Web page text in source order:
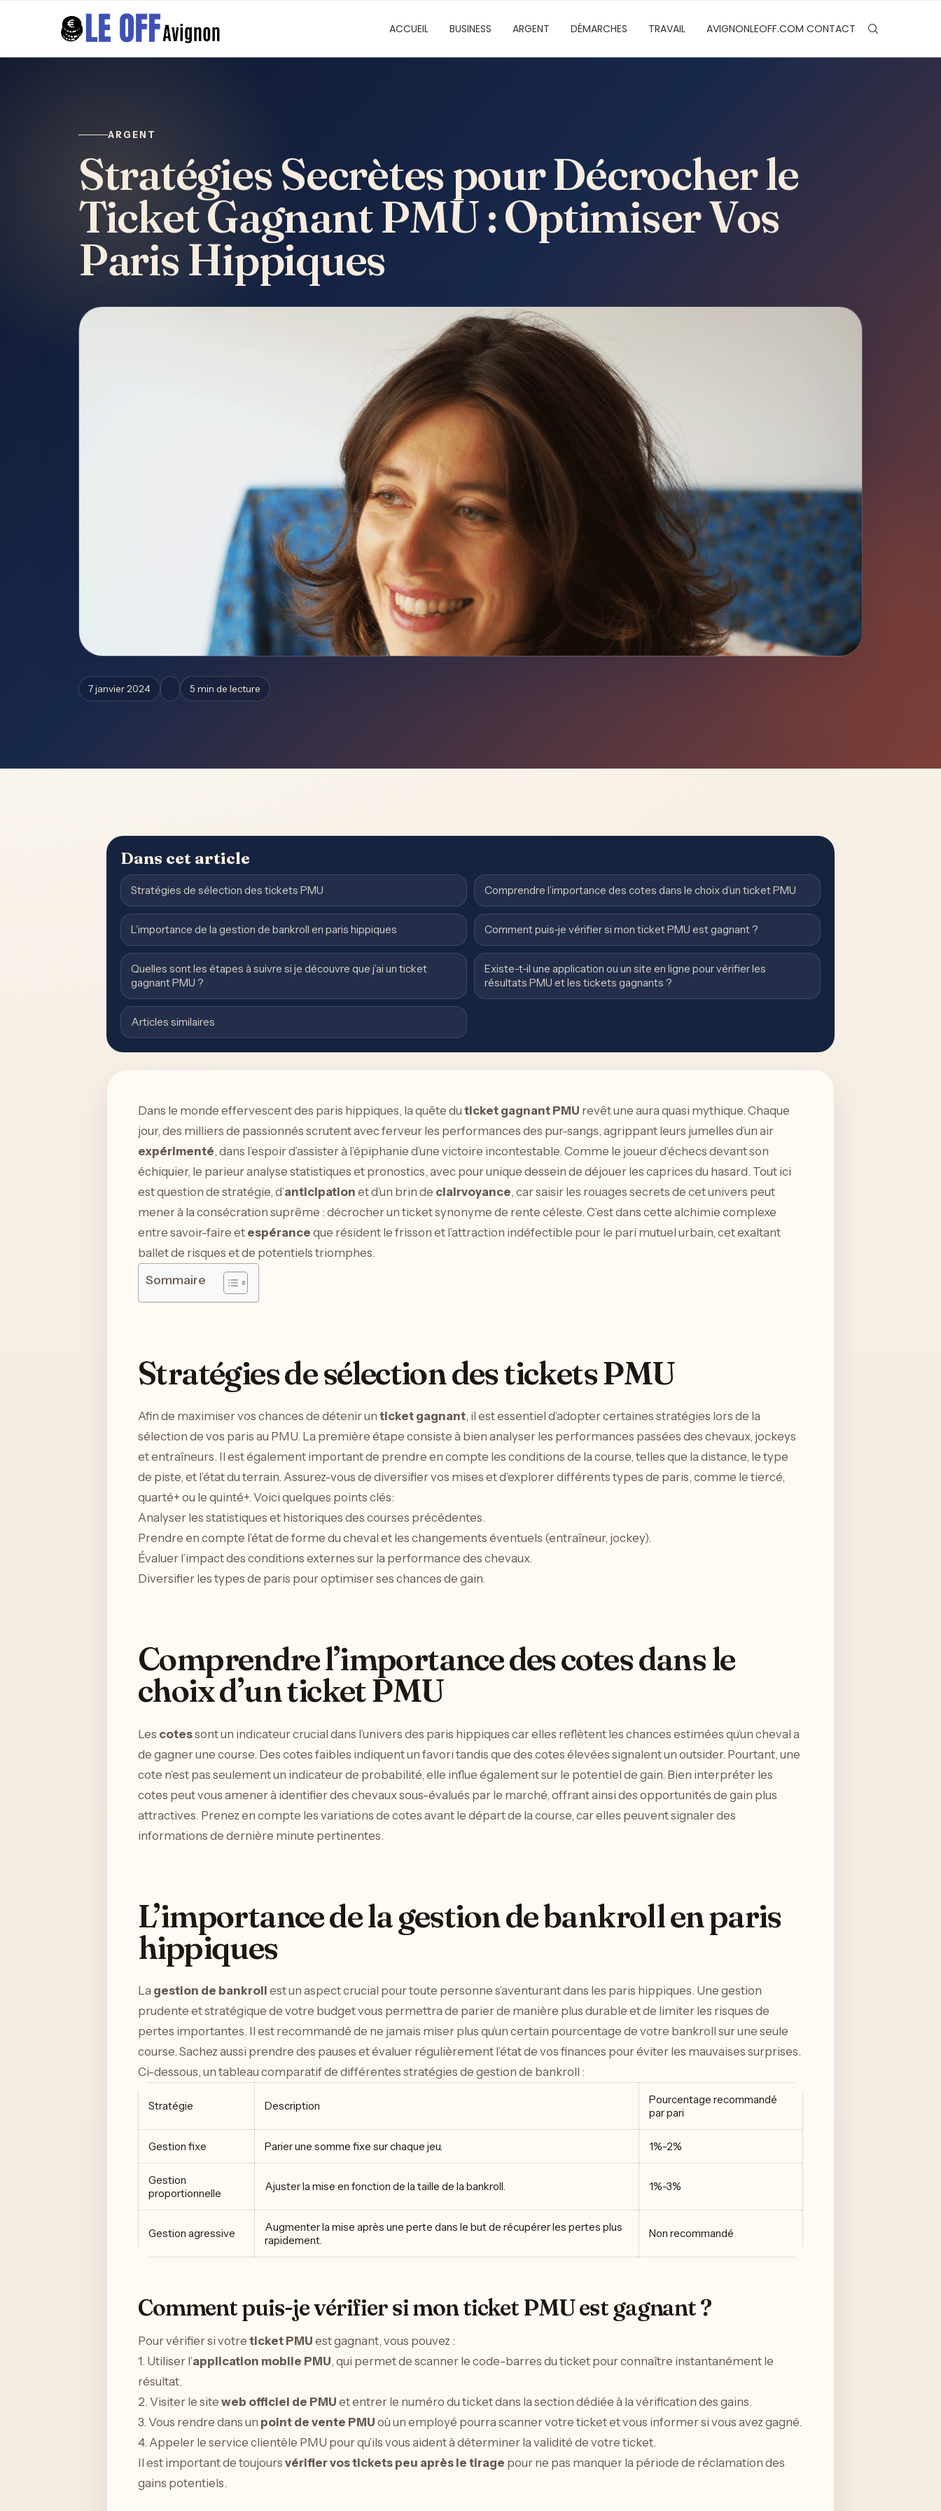
ACCUEIL BUSINESS ARGENT DÉMARCHES TRAVAIL AVIGNONLEOFF.COM CONTACT
ARGENT
Stratégies Secrètes pour Décrocher le
Ticket Gagnant PMU : Optimiser Vos
Paris Hippiques
7 janvier 2024 5 min de lecture
Dans cet article
Stratégies de sélection des tickets PMU Comprendre l’importance des cotes dans le choix d’un ticket PMU
L’importance de la gestion de bankroll en paris hippiques Comment puis-je vérifier si mon ticket PMU est gagnant ?
Quelles sont les étapes à suivre si je découvre que j’ai un ticket
gagnant PMU ?
Existe-t-il une application ou un site en ligne pour vérifier les
résultats PMU et les tickets gagnants ?
Articles similaires
Dans le monde effervescent des paris hippiques, la quête du ticket gagnant PMU revêt une aura quasi mythique. Chaque
jour, des milliers de passionnés scrutent avec ferveur les performances des pur-sangs, agrippant leurs jumelles d’un air
expérimenté, dans l’espoir d’assister à l’épiphanie d’une victoire incontestable. Comme le joueur d’échecs devant son
échiquier, le parieur analyse statistiques et pronostics, avec pour unique dessein de déjouer les caprices du hasard. Tout ici
est question de stratégie, d’anticipation et d’un brin de clairvoyance, car saisir les rouages secrets de cet univers peut
mener à la consécration suprême : décrocher un ticket synonyme de rente céleste. C’est dans cette alchimie complexe
entre savoir-faire et espérance que résident le frisson et l’attraction indéfectible pour le pari mutuel urbain, cet exaltant
ballet de risques et de potentiels triomphes.
Sommaire
Stratégies de sélection des tickets PMU
Afin de maximiser vos chances de détenir un ticket gagnant, il est essentiel d’adopter certaines stratégies lors de la
sélection de vos paris au PMU. La première étape consiste à bien analyser les performances passées des chevaux, jockeys
et entraîneurs. Il est également important de prendre en compte les conditions de la course, telles que la distance, le type
de piste, et l’état du terrain. Assurez-vous de diversifier vos mises et d’explorer différents types de paris, comme le tiercé,
quarté+ ou le quinté+. Voici quelques points clés:
Analyser les statistiques et historiques des courses précédentes.
Prendre en compte l’état de forme du cheval et les changements éventuels (entraîneur, jockey).
Évaluer l’impact des conditions externes sur la performance des chevaux.
Diversifier les types de paris pour optimiser ses chances de gain.
Comprendre l’importance des cotes dans le
choix d’un ticket PMU
Les cotessont un indicateur crucial dans l’univers des paris hippiques car elles reflètent les chances estimées qu’un cheval a
de gagner une course. Des cotes faibles indiquent un favori tandis que des cotes élevées signalent un outsider. Pourtant, une
cote n’est pas seulement un indicateur de probabilité, elle influe également sur le potentiel de gain. Bien interpréter les
cotes peut vous amener à identifier des chevaux sous-évalués par le marché, offrant ainsi des opportunités de gain plus
attractives. Prenez en compte les variations de cotes avant le départ de la course, car elles peuvent signaler des
informations de dernière minute pertinentes.
L’importance de la gestion de bankroll en paris
hippiques
La gestion de bankroll est un aspect crucial pour toute personne s’aventurant dans les paris hippiques. Une gestion
prudente et stratégique de votre budget vous permettra de parier de manière plus durable et de limiter les risques de
pertes importantes. Il est recommandé de ne jamais miser plus qu’un certain pourcentage de votre bankroll sur une seule
course. Sachez aussi prendre des pauses et évaluer régulièrement l’état de vos finances pour éviter les mauvaises surprises.
Ci-dessous, un tableau comparatif de différentes stratégies de gestion de bankroll :
Stratégie Description
Pourcentage recommandé
par pari
Gestion fixe Parier une somme fixe sur chaque jeu. 1%-2%
Gestion
proportionnelle
Ajuster la mise en fonction de la taille de la bankroll. 1%-3%
Gestion agressive
Augmenter la mise après une perte dans le but de récupérer les pertes plus
rapidement.
Non recommandé
Comment puis-je vérifier si mon ticket PMU est gagnant ?
Pour vérifier si votre ticket PMU est gagnant, vous pouvez :
1. Utiliser l’application mobile PMU, qui permet de scanner le code-barres du ticket pour connaître instantanément le
résultat.
2. Visiter le site web officiel de PMU et entrer le numéro du ticket dans la section dédiée à la vérification des gains.
3. Vous rendre dans un point de vente PMU où un employé pourra scanner votre ticket et vous informer si vous avez gagné.
4. Appeler le service clientèle PMU pour qu’ils vous aident à déterminer la validité de votre ticket.
Il est important de toujours vérifier vos tickets peu après le tirage pour ne pas manquer la période de réclamation des
gains potentiels.